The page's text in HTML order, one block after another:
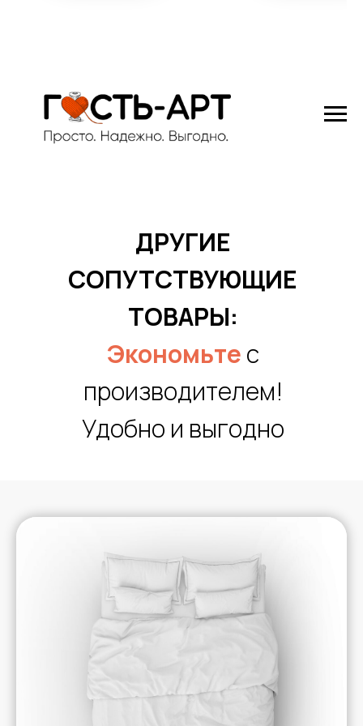
ДРУГИЕ
СОПУТСТВУЮЩИЕ
ТОВАРЫ:
Экономьтес
производителем!
Удобно и выгодно